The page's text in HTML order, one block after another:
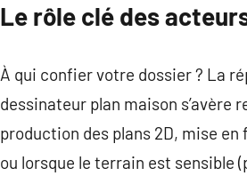
Le rôle clé des
À qui confier votre dossier ? La
dessinateur plan maison s’avère
production des plans 2D, mise
ou lorsque le terrain est sensible